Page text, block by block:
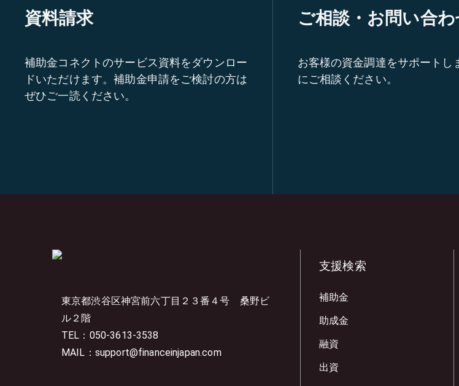
資料請求
補助金コネクトのサービス資料をダウンロー
ドいただけます。補助金申請をご検討の方は
ぜひご一読ください。
ご相談・お問い合
お客様の資金調達をサポートし
にご相談ください。
東京都渋谷区神宮前六丁目２３番４号 桑野ビ
ル２階
TEL：050-3613-3538
MAIL：support@financeinjapan.com
支援検索
補助金
助成金
融資
出資